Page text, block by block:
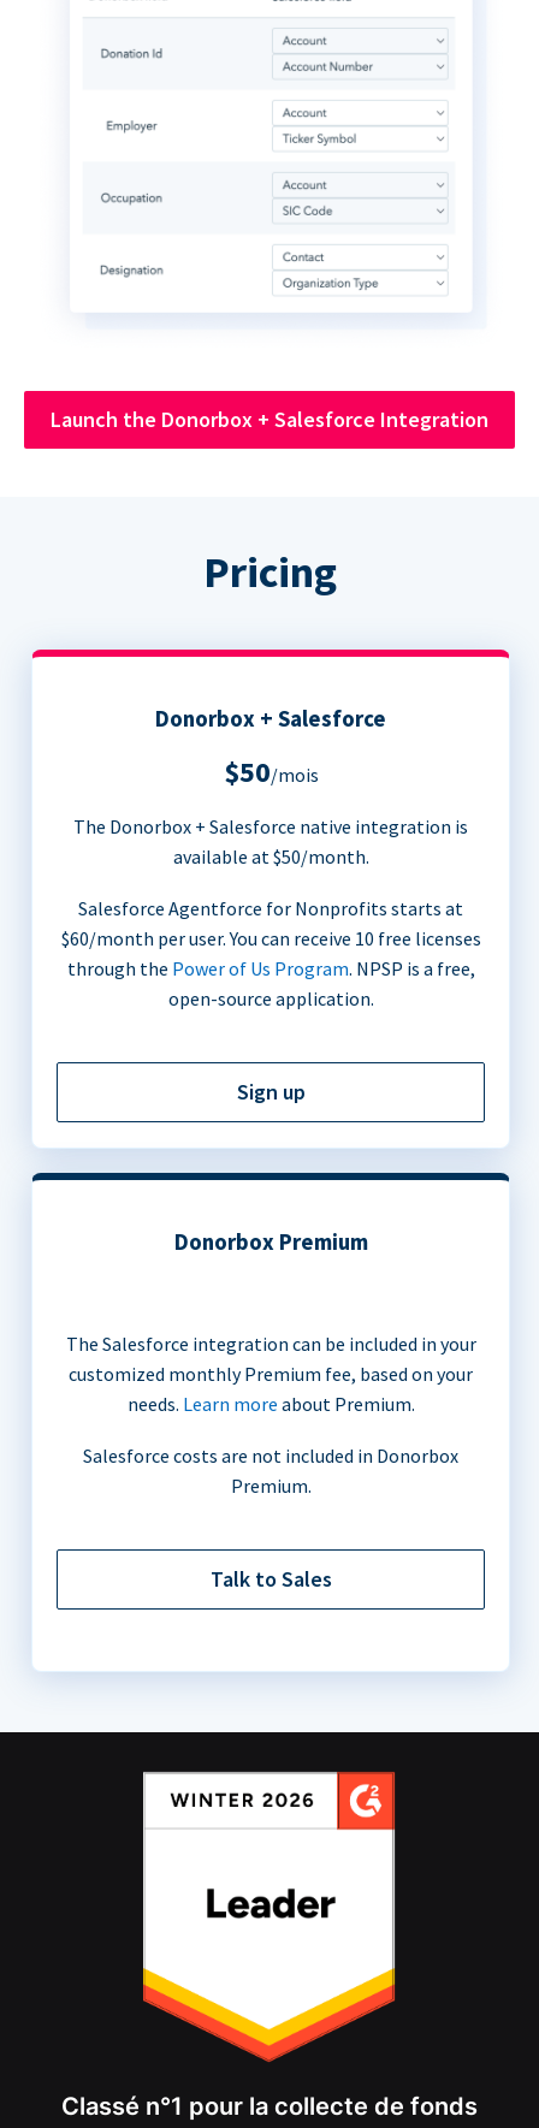
Launch the Donorbox + Salesforce Integration
Pricing
Donorbox + Salesforce
$50/mois
The Donorbox + Salesforce native integration is
available at $50/month.
Salesforce Agentforce for Nonprofits starts at
$60/month per user. You can receive 10 free licenses
through the Power of Us Program. NPSP is a free,
open-source application.
Sign up
Donorbox Premium
The Salesforce integration can be included in your
customized monthly Premium fee, based on your
needs. Learn more about Premium.
Salesforce costs are not included in Donorbox
Premium.
Talk to Sales
Classé n°1 pour la collecte de fonds